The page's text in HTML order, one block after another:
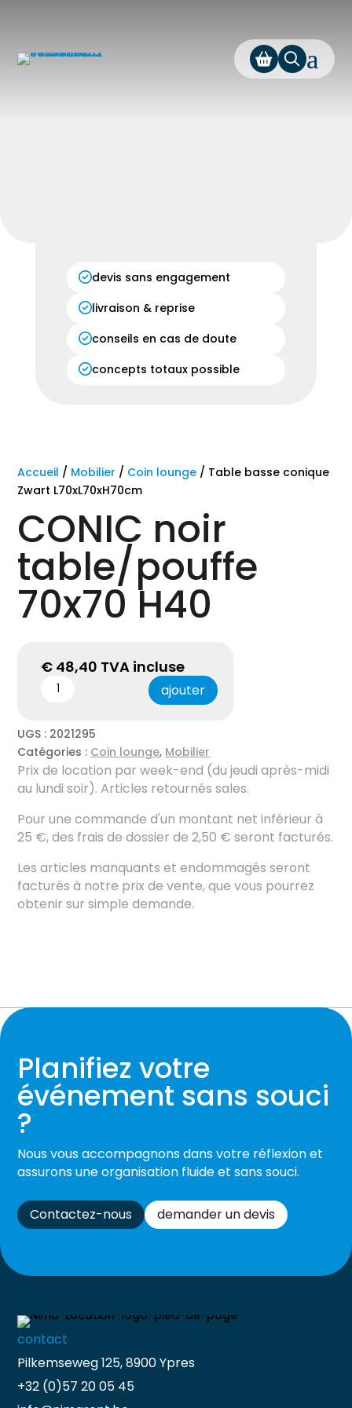
a
devis sans engagement
livraison & reprise
conseils en cas de doute
concepts totaux possible
Accueil / Mobilier / Coin lounge / Table basse conique
Zwart L70xL70xH70cm
CONIC noir
table/pouffe
70x70 H40
€ 48,40 TVA incluse
ajouter
UGS : 2021295
Catégories : Coin lounge, Mobilier
Prix ​​de location par week-end (du jeudi après-midi
au lundi soir). Articles retournés sales.
Pour une commande d'un montant net inférieur à
25 €, des frais de dossier de 2,50 € seront facturés.
Les articles manquants et endommagés seront
facturés à notre prix de vente, que vous pourrez
obtenir sur simple demande.
Planifiez votre
événement sans souci
?
Nous vous accompagnons dans votre réflexion et
assurons une organisation fluide et sans souci.
Contactez-nous demander un devis
contact
Pilkemseweg 125, 8900 Ypres
+32 (0)57 20 05 45